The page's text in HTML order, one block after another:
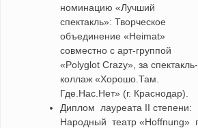
номинацию «Лучший
спектакль»: Творческое
объединение «Heimat»
совместно с арт-группой
«Polyglot Crazy», за спектакль-
коллаж «Хорошо.Там.
Где.Нас.Нет» (г. Краснодар).
Диплом лауреата II степени:
Народный театр «Hoffnung» г.